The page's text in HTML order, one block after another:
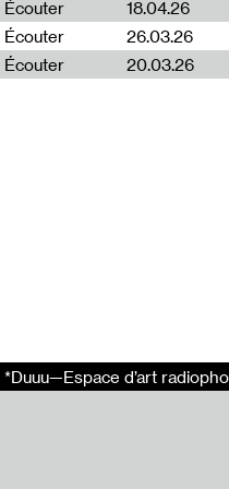
Écouter
18.04.26
Écouter
26.03.26
Écouter
20.03.26
*Duuu—Espace d’art